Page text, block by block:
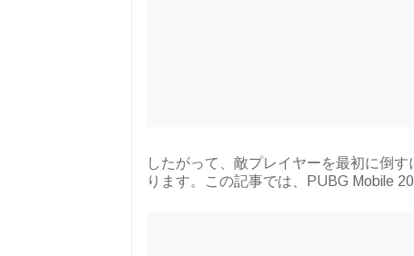
したがって、敵プレイヤーを最初に倒
ります。この記事では、PUBG Mobile